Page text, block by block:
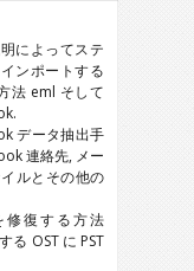
によってステ
インポートする
法 eml そして
.
データ抽出手
連絡先, メー
ルとその他の
修復する方法
る OSTに PST